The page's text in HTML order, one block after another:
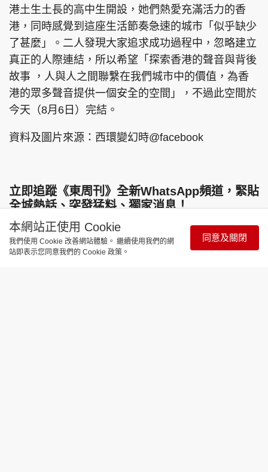
港土生土長的高中生開設，她們熱愛充滿活力的香
港，同時感覺到這座生活節奏急速的城市「似乎缺少
了甚麼」。二人發現大家追求成功過程中，忽略建立
真正的人際連結，所以希望「探索香港的聲音與背後
故事 ，人與人之間聯繫在我們城市中的價值，為香
港的眾多聲音提供一個安全的空間」，不過此空間於
今天（8月6日）完結。
資料及圖片來源：西環變幻時@facebook
立即追蹤《東周刊》全新WhatsApp頻道，緊貼
全城熱話、突發猛料、獨家消息！
https://bit.ly/4gnvlZf
本網站正使用 Cookie
我們使用 Cookie 改善網站體驗。 繼續使用我們的網
站即表示您同意我們的 Cookie 政策。
同意及關閉